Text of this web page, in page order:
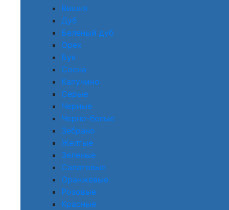
Вишня
Дуб
Беленый дуб
Орех
Бук
Сосна
Капучино
Серые
Черные
Черно-белые
Зебрано
Желтые
Зеленые
Салатовые
Оранжевые
Розовые
Красные